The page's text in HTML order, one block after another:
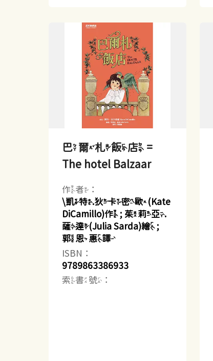
巴爾札飯店 =
The hotel Balzaar
作者：
\凱特.狄卡密歐(Kate
DiCamillo)作 ; 茱莉亞.
薩達(Julia Sarda)繪 ;
郭恩惠譯
ISBN：
9789863386933
索書號：